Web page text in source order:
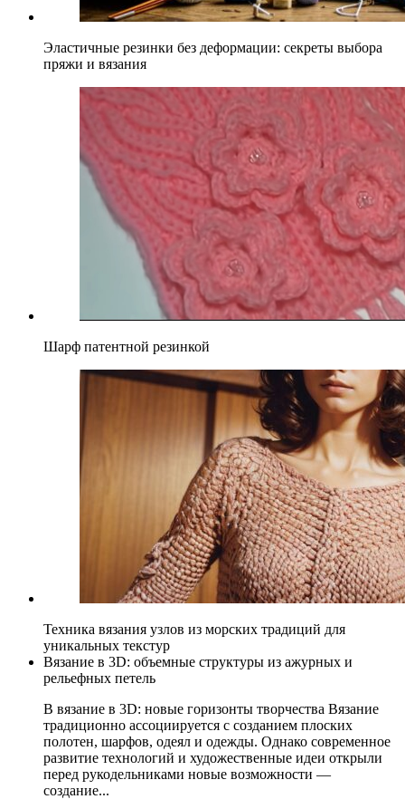
Эластичные резинки без деформации: секреты выбора
пряжи и вязания
Шарф патентной резинкой
Техника вязания узлов из морских традиций для
уникальных текстур
Вязание в 3D: объемные структуры из ажурных и
рельефных петель
В вязание в 3D: новые горизонты творчества Вязание
традиционно ассоциируется с созданием плоских
полотен, шарфов, одеял и одежды. Однако современное
развитие технологий и художественные идеи открыли
перед рукодельниками новые возможности —
создание...